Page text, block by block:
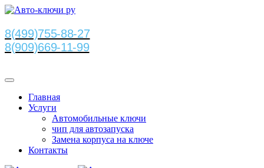
8(499)755-88-27
8(909)669-11-99
Главная
Услуги
Автомобильные ключи
чип для автозапуска
Замена корпуса на ключе
Контакты